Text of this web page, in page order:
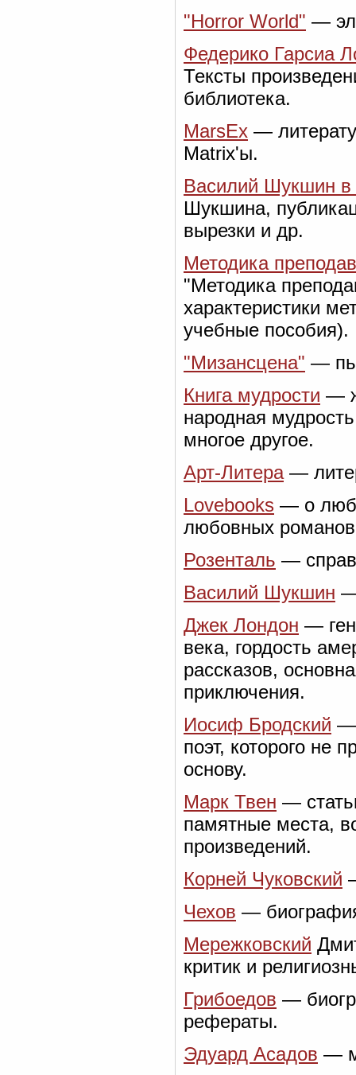
"Horror World" —
Федерико Гарсиа
Тексты
библиотека.
MarsEx —
Matrix'ы.
Василий Шукшин в
Шукшина,
вырезки и др.
Методика
"Методика
характеристики
учебные пособия).
"Мизансцена" —
Книга мудрости —
народная
многое другое.
Арт-Литера—
Lovebooks — о
любовных
Розенталь —
Василий Шукшин —
Джек Лондон —
века, гордость
рассказов,
приключения.
Иосиф Бродский —
поэт, которого не
основу.
Марк Твен —
памятные места,
произведений.
Корней Чуковский
Чехов —
Мережковский
критик и
Грибоедов —
рефераты.
Эдуард Асадов —